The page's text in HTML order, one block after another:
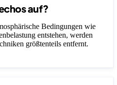
auf?
Bedingungen wie
entstehen, werden
größtenteils entfernt.